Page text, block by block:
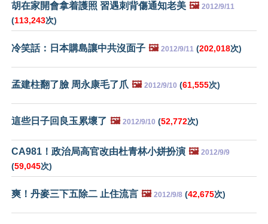
胡在家開會拿着護照 習遇刺背傷通知老美 🖼️ 2012/9/11
(113,243次)
冷笑話：日本購島讓中共沒面子 🖼️ 2012/9/11 (202,018次)
孟建柱翻了臉 周永康毛了爪 🖼️ 2012/9/10 (61,555次)
這些日子回良玉累壞了 🖼️ 2012/9/10 (52,772次)
CA981！政治局高官改由杜青林小姘扮演 🖼️ 2012/9/9
(59,045次)
爽！丹麥三下五除二 止住流言 🖼️ 2012/9/8 (42,675次)